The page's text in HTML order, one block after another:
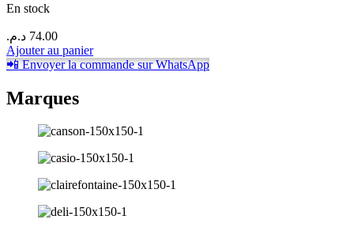
En stock
74.00 د.م.
Ajouter au panier
📲 Envoyer la commande sur WhatsApp
Marques